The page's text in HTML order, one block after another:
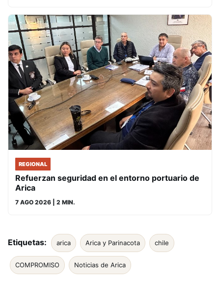
REGIONAL
Refuerzan seguridad en el entorno portuario de
Arica
7 AGO 2026 | 2 MIN.
Etiquetas: arica Arica y Parinacota chile
COMPROMISO Noticias de Arica